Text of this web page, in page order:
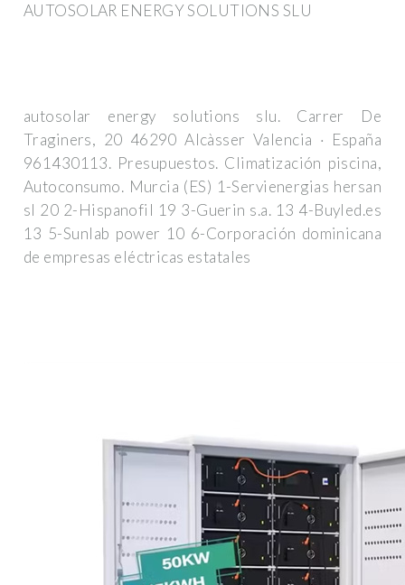
AUTOSOLAR ENERGY SOLUTIONS SLU
autosolar energy solutions slu. Carrer De
Traginers, 20 46290 Alcàsser Valencia · España
961430113. Presupuestos. Climatización piscina,
Autoconsumo. Murcia (ES) 1-Servienergias hersan
sl 20 2-Hispanofil 19 3-Guerin s.a. 13 4-Buyled.es
13 5-Sunlab power 10 6-Corporación dominicana
de empresas eléctricas estatales